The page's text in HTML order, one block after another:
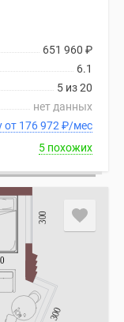
651 960 ₽
6.1
5 из 20
нет данных
В ипотеку от 176 972 ₽/мес
5 похожих